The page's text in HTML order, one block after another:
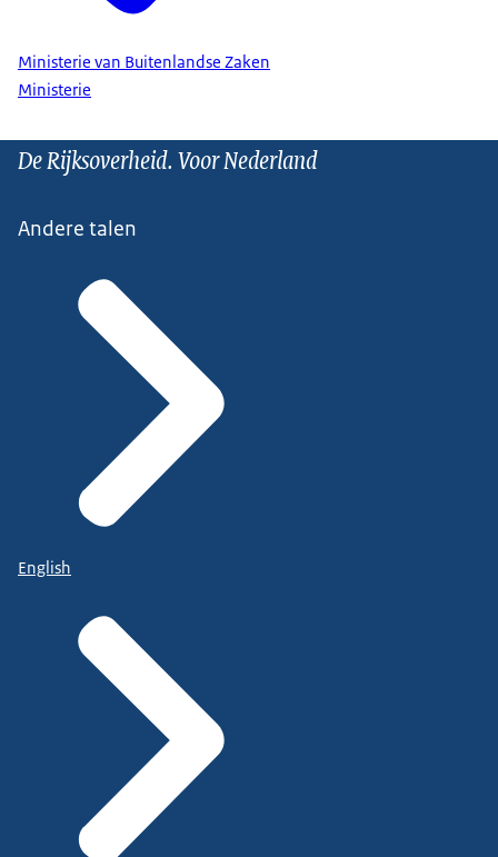
Ministerie van Buitenlandse Zaken
Ministerie
De Rijksoverheid. Voor Nederland
Andere talen
English